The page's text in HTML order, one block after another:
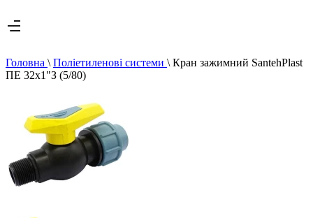
Головна \ Поліетиленові системи \ Кран зажимний SantehPlast
ПЕ 32х1"З (5/80)